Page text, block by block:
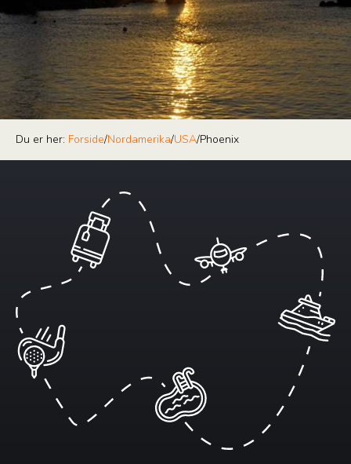
Du er her: Forside/Nordamerika/USA/Phoenix